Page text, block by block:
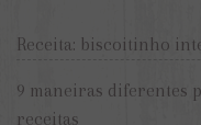
Receita: biscoitinho
9 maneiras diferentes
receitas